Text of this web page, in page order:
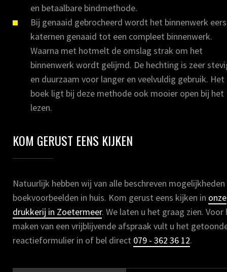
en betaalbare bindmethode.
Bij genaaid gebrocheerd wordt het binnenwerk
katernen genaaid tot een compleet binnenwerk.
Waarna met hotmelt de omslag strak om het
binnenwerk wordt gelijmd. De hechting is zeer
en duurzaam voor langer en veelvuldig gebruik. Het
boek ligt bij deze methode ook mooier open bij het
lezen.
KOM GERUST EENS KIJKEN
Natuurlijk hebben wij van alle beschreven mogelijkheden
boekvoorbeelden in huis. Kom gerust eens kijken in onze
drukkerij in Zoetermeer. We laten u het graag zien. Voor
maken van een vrijblijvende afspraak vult u het
reactieformulier in of bel direct 079 - 362 36 12.